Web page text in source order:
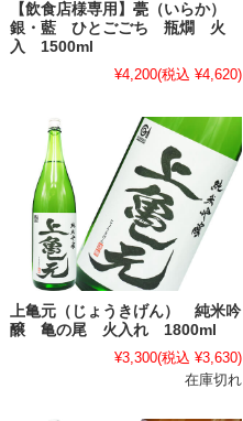
【飲食店様専用】甍（いらか）
銀・藍 ひとごごち 瓶燗 火
入 1500ml
¥4,200(税込 ¥4,620)
上亀元（じょうきげん） 純米吟
醸 亀の尾 火入れ 1800ml
¥3,300(税込 ¥3,630)
在庫切れ